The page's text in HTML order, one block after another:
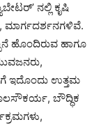
ನಲ್ಲಿ ಕೃಷಿ
ಹೊಂದಿರುವ ಹಾಗೂ
ಇದೊಂದು ಉತ್ತಮ
ಬೌದ್ಧಿಕ